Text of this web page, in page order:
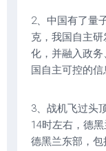
2、中国有了量
克，我国自主
化，并融入政
国自主可控的信
3、战机飞过头
14时左右，德
德黑兰东部，